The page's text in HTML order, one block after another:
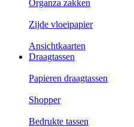
Organza zakken
Zijde vloeipapier
Ansichtkaarten
Draagtassen
Papieren draagtassen
Shopper
Bedrukte tassen